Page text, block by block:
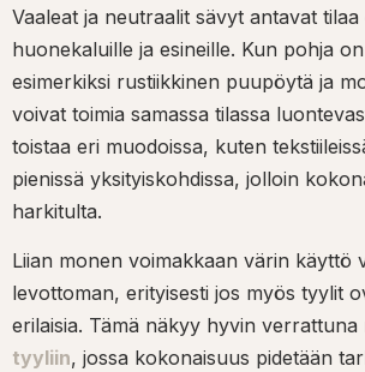
Vaaleat ja neutraalit sävyt antavat tilaa
huonekaluille ja esineille. Kun pohja
esimerkiksi rustiikkinen puupöytä ja
voivat toimia samassa tilassa
toistaa eri muodoissa, kuten
pienissä yksityiskohdissa, jolloin
harkitulta.
Liian monen voimakkaan värin käyttö
levottoman, erityisesti jos myös tyylit
erilaisia. Tämä näkyy hyvin verrattuna
tyyliin, jossa kokonaisuus pidetään